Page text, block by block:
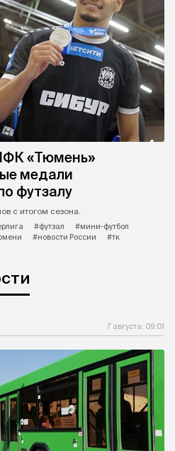
«Тюмень»
медали
футзалу
с итогом сезона.
#футзал
#мини-футбол
#новости России #тк
7 августа, 09:01